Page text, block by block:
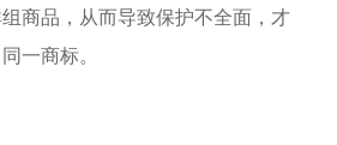
商品，从而导致保护不全面，才
一商标。